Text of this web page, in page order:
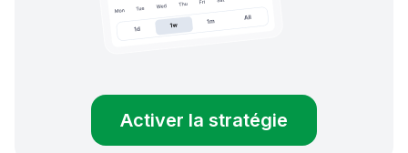
Activer la stratégie